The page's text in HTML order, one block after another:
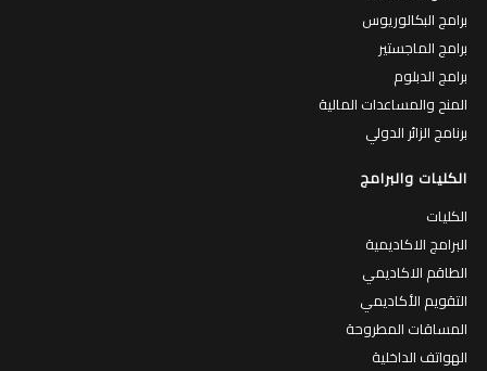
برامج البكالوريوس
برامج الماجستير
برامج الدبلوم
المنح والمساعدات المالية
برنامج الزائر الدولي
الكليات والبرامج
الكليات
البرامج الاكاديمية
الطاقم الاكاديمي
التقويم الأكاديمي
المساقات المطروحة
الهواتف الداخلية